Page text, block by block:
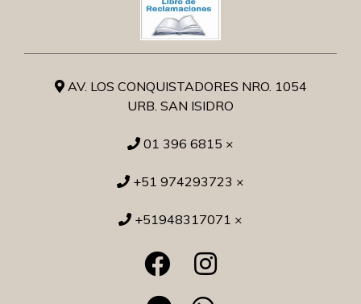
AV. LOS CONQUISTADORES NRO. 1054
URB. SAN ISIDRO
01 396 6815 ×
+51 974293723 ×
+51948317071 ×